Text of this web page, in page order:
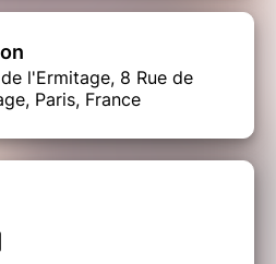
l'Ermitage, 8 Rue de
Paris, France